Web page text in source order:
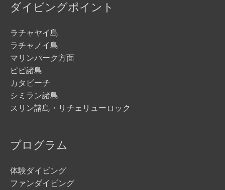
ダイビングポイント
ラチャヤイ島
ラチャノイ島
マリンパーク方面
ピピ諸島
カタビーチ
シミラン諸島
スリン諸島・リチェリューロック
プログラム
体験ダイビング
ファンダイビング